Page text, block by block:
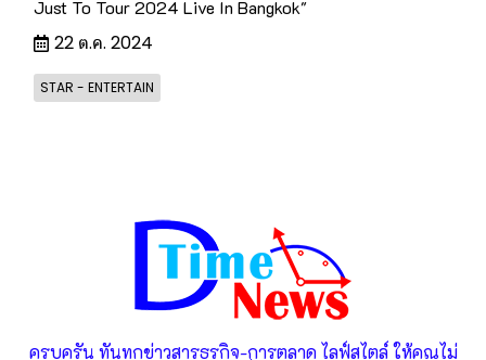
Just To Tour 2024 Live In Bangkok"
22 ต.ค. 2024
STAR - ENTERTAIN
ครบครัน ทันทุกข่าวสารธุรกิจ-การตลาด ไลฟ์สไตล์ ให้คุณไม่